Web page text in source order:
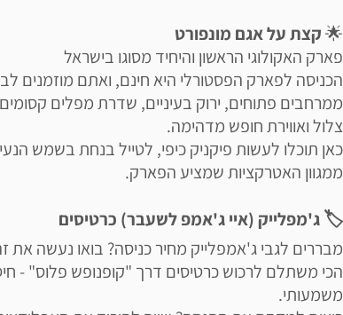
🌟קצת על אגם מונפורט
פארק האקולוגי הראשון והיחיד מסוגו בישראל
הכניסה לפארק הפסטורלי היא חינם, ואתם מוזמנים
ממרחבים פתוחים, ירוק בעיניים, שדרת מפלים קסומים,
צלול ואווירת חופש מדהימה.
כאן תוכלו לעשות פיקניק כיפי, לטייל בנחת בשמש
ממגוון האטרקציות שמציע הפארק.
🏷 ג'מפלייק (איי ג'אמפ לשעבר) כרטיסים
מבררים לגבי ג'אמפלייק מחיר כניסה? בואו נעשה את
הכי משתלם לרכוש כרטיסים דרך "קופנופש פלוס" -
משמעותי.